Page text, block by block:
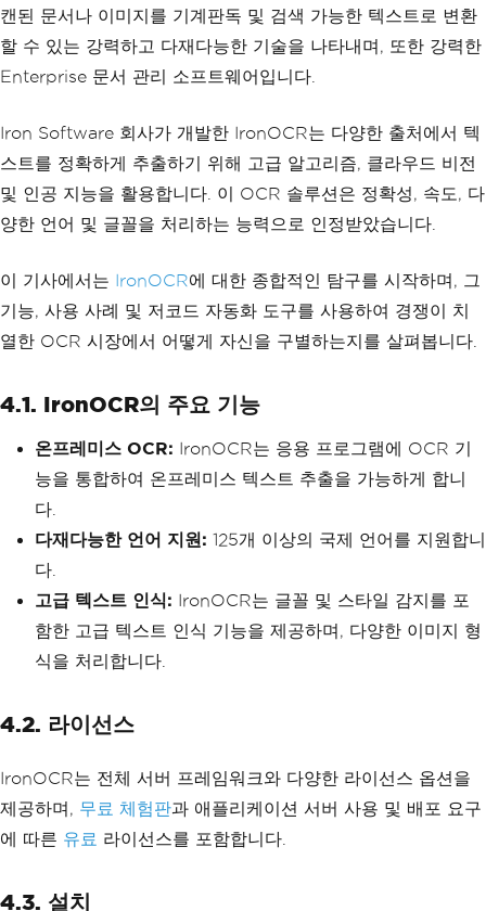
// Output the detected text descriptio
ns
{
iption);
캔된 문서나 이미지를 기계판독 및 검색 가능한 텍스트로 변환
할 수 있는 강력하고 다재다능한 기술을 나타내며, 또한 강력한
Enterprise 문서 관리 소프트웨어입니다.
Iron Software 회사가 개발한 IronOCR는 다양한 출처에서 텍
스트를 정확하게 추출하기 위해 고급 알고리즘, 클라우드 비전
및 인공 지능을 활용합니다. 이 OCR 솔루션은 정확성, 속도, 다
양한 언어 및 글꼴을 처리하는 능력으로 인정받았습니다.
이 기사에서는 IronOCR에 대한 종합적인 탐구를 시작하며, 그
기능, 사용 사례 및 저코드 자동화 도구를 사용하여 경쟁이 치
열한 OCR 시장에서 어떻게 자신을 구별하는지를 살펴봅니다.
4.1. IronOCR의 주요 기능
온프레미스 OCR: IronOCR는 응용 프로그램에 OCR 기
능을 통합하여 온프레미스 텍스트 추출을 가능하게 합니
다.
다재다능한 언어 지원: 125개 이상의 국제 언어를 지원합니
다.
고급 텍스트 인식: IronOCR는 글꼴 및 스타일 감지를 포
함한 고급 텍스트 인식 기능을 제공하며, 다양한 이미지 형
식을 처리합니다.
4.2. 라이선스
IronOCR는 전체 서버 프레임워크와 다양한 라이선스 옵션을
제공하며, 무료 체험판과 애플리케이션 서버 사용 및 배포 요구
에 따른 유료 라이선스를 포함합니다.
4.3. 설치